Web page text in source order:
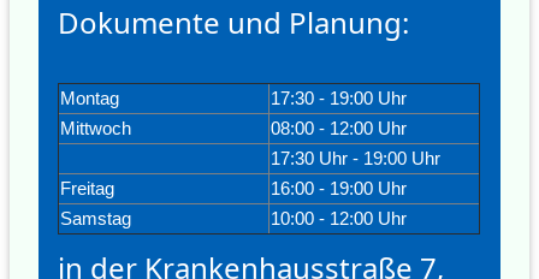
Dokumente und Planung:
Montag
17:30 - 19:00 Uhr
Mittwoch
08:00 - 12:00 Uhr
17:30 Uhr - 19:00 Uhr
Freitag
16:00 - 19:00 Uhr
Samstag
10:00 - 12:00 Uhr
in der Krankenhausstraße 7,